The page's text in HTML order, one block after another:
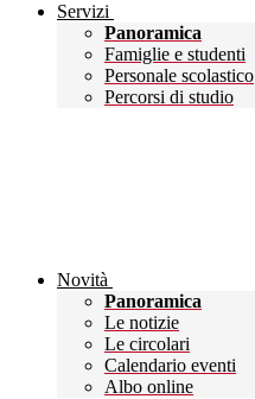
Servizi
Panoramica
Famiglie e studenti
Personale scolastico
Percorsi di studio
Novità
Panoramica
Le notizie
Le circolari
Calendario eventi
Albo online